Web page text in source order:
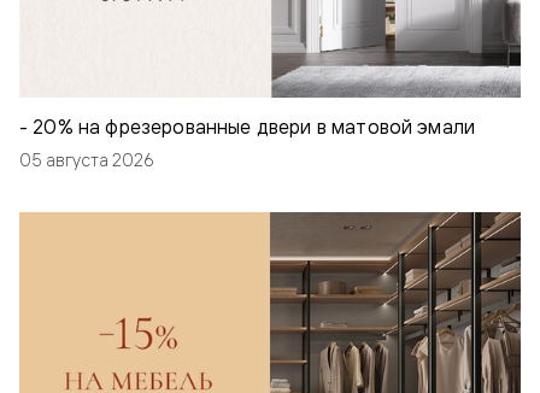
- 20% на фрезерованные двери в матовой эмали
05 августа 2026